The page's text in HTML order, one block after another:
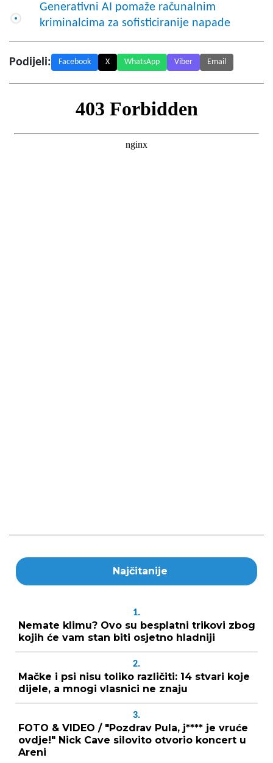
Generativni AI pomaže računalnim
kriminalcima za sofisticiranije napade
Podijeli: Facebook X WhatsApp Viber Email
Najčitanije
1.
Nemate klimu? Ovo su besplatni trikovi zbog
kojih će vam stan biti osjetno hladniji
2.
Mačke i psi nisu toliko različiti: 14 stvari koje
dijele, a mnogi vlasnici ne znaju
3.
FOTO & VIDEO / "Pozdrav Pula, j**** je vruće
ovdje!" Nick Cave silovito otvorio koncert u
Areni